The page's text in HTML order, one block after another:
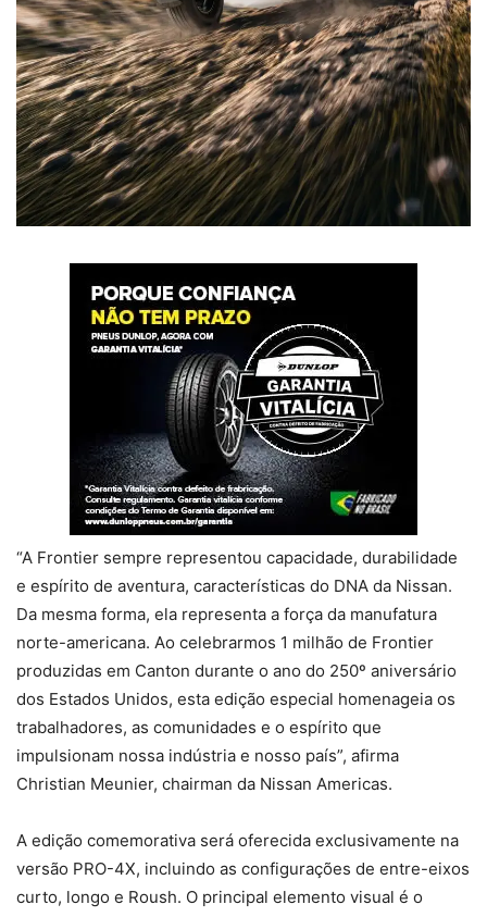
“A Frontier sempre representou capacidade, durabilidade
e espírito de aventura, características do DNA da Nissan.
Da mesma forma, ela representa a força da manufatura
norte-americana. Ao celebrarmos 1 milhão de Frontier
produzidas em Canton durante o ano do 250º aniversário
dos Estados Unidos, esta edição especial homenageia os
trabalhadores, as comunidades e o espírito que
impulsionam nossa indústria e nosso país”, afirma
Christian Meunier, chairman da Nissan Americas.
A edição comemorativa será oferecida exclusivamente na
versão PRO-4X, incluindo as configurações de entre-eixos
curto, longo e Roush. O principal elemento visual é o